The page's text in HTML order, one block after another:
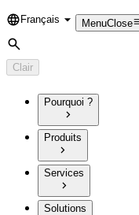
Language
Français MenuClose
Rechercher
Clair
Pourquoi ?
Produits
Services
Solutions